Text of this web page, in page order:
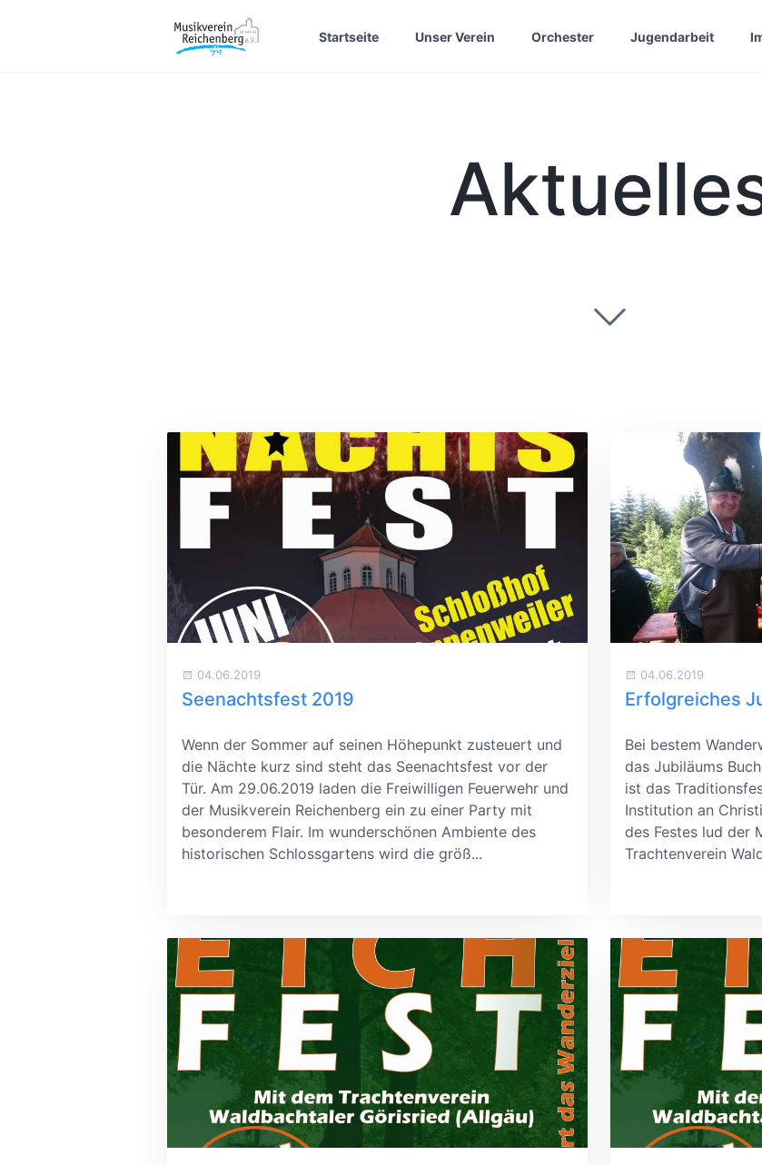
Startseite Unser Verein Orchester Jugendarbeit
04.06.2019
Seenachtsfest 2019
Wenn der Sommer auf seinen Höhepunkt zusteuert und
die Nächte kurz sind steht das Seenachtsfest vor der
Tür. Am 29.06.2019 laden die Freiwilligen Feuerwehr und
der Musikverein Reichenberg ein zu einer Party mit
besonderem Flair. Im wunderschönen Ambiente des
historischen Schlossgartens wird die größ...
04.06.2019
Erfolgreiches
Bei bestem
das Jubiläums
ist das
Institution an
des Festes lud der
Trachtenverein